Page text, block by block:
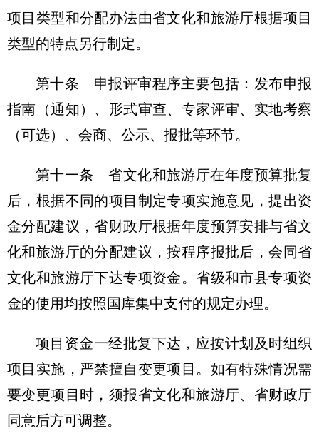
项目类型和分配办法由省文化和旅游厅根据项目
类型的特点另行制定。
第十条 申报评审程序主要包括：发布申报
指南（通知）、形式审查、专家评审、实地考察
（可选）、会商、公示、报批等环节。
第十一条 省文化和旅游厅在年度预算批复
后，根据不同的项目制定专项实施意见，提出资
金分配建议，省财政厅根据年度预算安排与省文
化和旅游厅的分配建议，按程序报批后，会同省
文化和旅游厅下达专项资金。省级和市县专项资
金的使用均按照国库集中支付的规定办理。
项目资金一经批复下达，应按计划及时组织
项目实施，严禁擅自变更项目。如有特殊情况需
要变更项目时，须报省文化和旅游厅、省财政厅
同意后方可调整。